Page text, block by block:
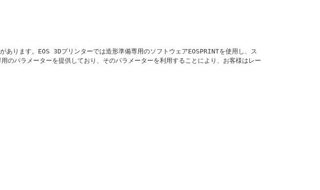
ります。EOS 3Dプリンターでは造形準備専用のソフトウェアEOSPRINTを使用し、ス
のパラメーターを提供しており、そのパラメーターを利用することにより、お客様はレー